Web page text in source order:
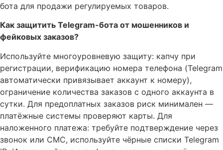
бота для продажи регулируемых товаров.
Как защитить Telegram-бота от мошенников и
фейковых заказов?
Используйте многоуровневую защиту: капчу при
регистрации, верификацию номера телефона (Telegram
автоматически привязывает аккаунт к номеру),
ограничение количества заказов с одного аккаунта в
сутки. Для предоплатных заказов риск минимален —
платёжные системы проверяют карты. Для
наложенного платежа: требуйте подтверждение через
звонок или СМС, используйте чёрные списки Telegram